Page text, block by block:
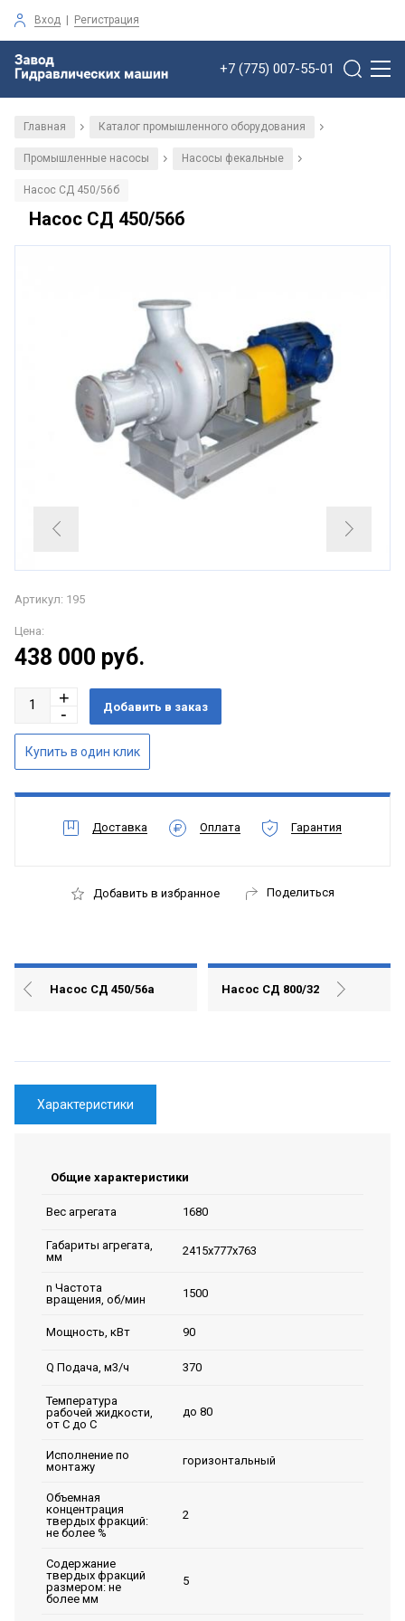
Вход | Регистрация
+7 (775) 007-55-01
Главная / Каталог промышленного оборудования /
Промышленные насосы / Насосы фекальные /
Насос СД 450/56б
Насос СД 450/56б
Артикул: 195
Цена:
438 000 руб.
Доставка Оплата Гарантия
Добавить в избранное Поделиться
Насос СД 450/56а Насос СД 800/32
Характеристики
Общие характеристики
Вес агрегата 1680
Габариты агрегата,
мм
2415х777х763
n Частота
вращения, об/мин
1500
Мощность, кВт 90
Q Подача, м3/ч 370
Температура
рабочей жидкости,
от С до С
до 80
Исполнение по
монтажу
горизонтальный
Объемная
концентрация
твердых фракций:
не более %
2
Содержание
твердых фракций
размером: не
более мм
5